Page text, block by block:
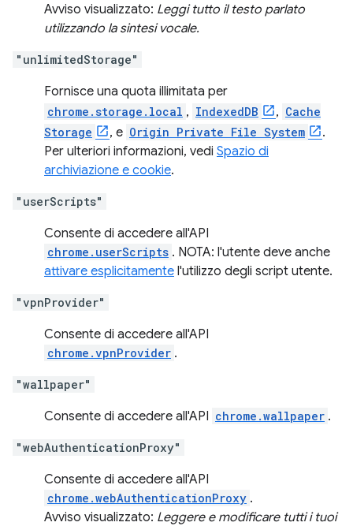
Avviso visualizzato: Leggi tutto il testo parlato
utilizzando la sintesi vocale.
"unlimitedStorage"
Fornisce una quota illimitata per
chrome.storage.local , IndexedDB , Cache
Storage
, e Origin Private File System
.
Per ulteriori informazioni, vedi Spazio di
archiviazione e cookie.
"userScripts"
Consente di accedere all'API
chrome.userScripts . NOTA: l'utente deve anche
attivare esplicitamente l'utilizzo degli script utente.
"vpnProvider"
Consente di accedere all'API
chrome.vpnProvider .
"wallpaper"
Consente di accedere all'API chrome.wallpaper .
"webAuthenticationProxy"
Consente di accedere all'API
chrome.webAuthenticationProxy .
Avviso visualizzato: Leggere e modificare tutti i tuoi